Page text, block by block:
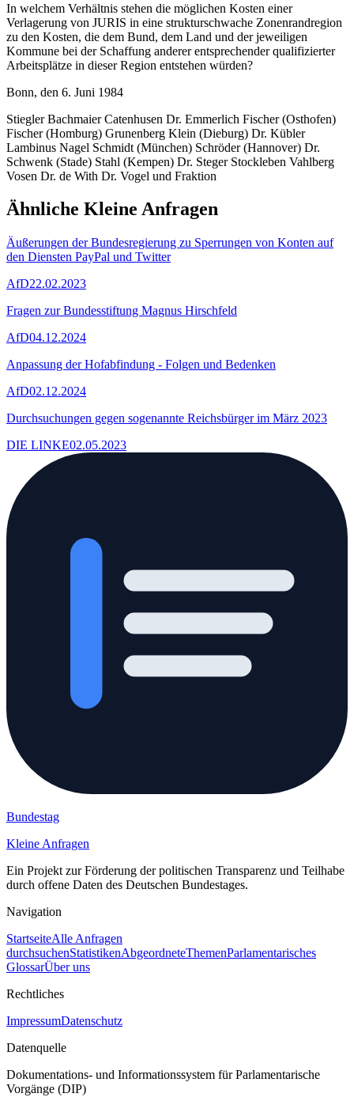
In welchem Verhältnis stehen die möglichen Kosten einer
Verlagerung von JURIS in eine strukturschwache Zonenrandregion
zu den Kosten, die dem Bund, dem Land und der jeweiligen
Kommune bei der Schaffung anderer entsprechender qualifizierter
Arbeitsplätze in dieser Region entstehen würden?
Bonn, den 6. Juni 1984
Stiegler Bachmaier Catenhusen Dr. Emmerlich Fischer (Osthofen)
Fischer (Homburg) Grunenberg Klein (Dieburg) Dr. Kübler
Lambinus Nagel Schmidt (München) Schröder (Hannover) Dr.
Schwenk (Stade) Stahl (Kempen) Dr. Steger Stockleben Vahlberg
Vosen Dr. de With Dr. Vogel und Fraktion
Ähnliche Kleine Anfragen
Äußerungen der Bundesregierung zu Sperrungen von Konten auf
den Diensten PayPal und Twitter
AfD22.02.2023
Fragen zur Bundesstiftung Magnus Hirschfeld
AfD04.12.2024
Anpassung der Hofabfindung - Folgen und Bedenken
AfD02.12.2024
Durchsuchungen gegen sogenannte Reichsbürger im März 2023
DIE LINKE02.05.2023
Bundestag
Kleine Anfragen
Ein Projekt zur Förderung der politischen Transparenz und Teilhabe
durch offene Daten des Deutschen Bundestages.
Navigation
StartseiteAlle Anfragen
durchsuchenStatistikenAbgeordneteThemenParlamentarisches
GlossarÜber uns
Rechtliches
ImpressumDatenschutz
Datenquelle
Dokumentations- und Informationssystem für Parlamentarische
Vorgänge (DIP)